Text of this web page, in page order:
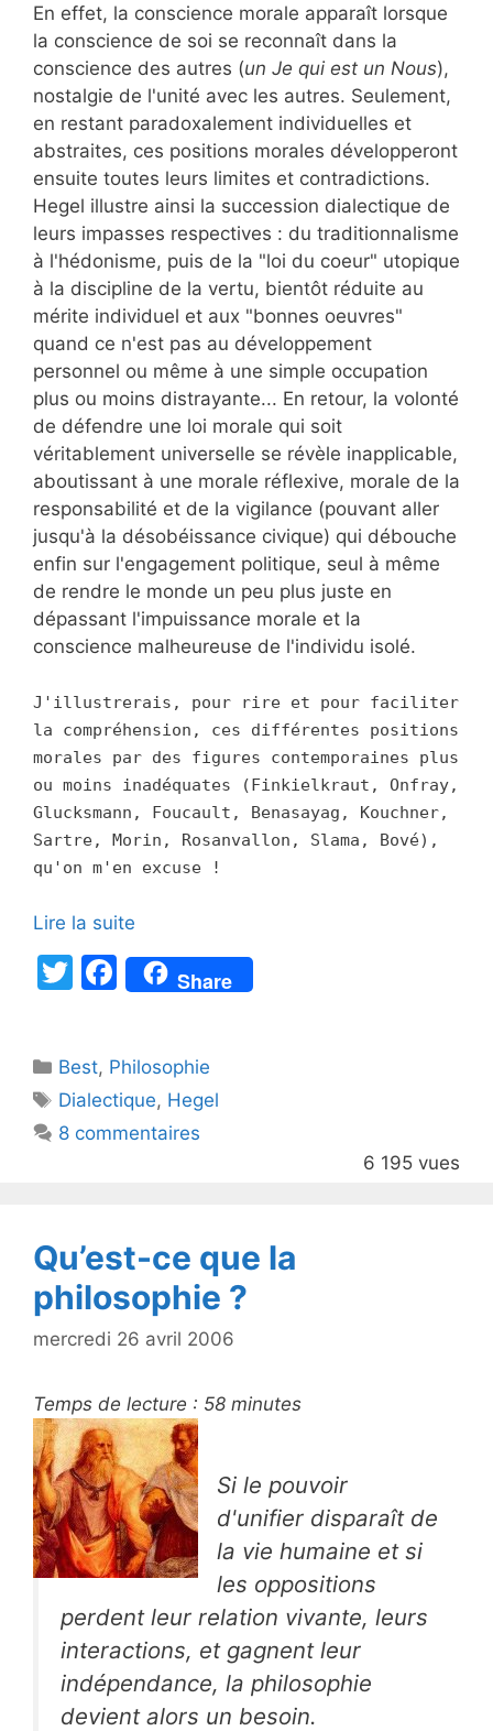
En effet, la conscience morale apparaît lorsque
la conscience de soi se reconnaît dans la
conscience des autres (un Je qui est un Nous),
nostalgie de l'unité avec les autres. Seulement,
en restant paradoxalement individuelles et
abstraites, ces positions morales développeront
ensuite toutes leurs limites et contradictions.
Hegel illustre ainsi la succession dialectique de
leurs impasses respectives : du traditionnalisme
à l'hédonisme, puis de la "loi du coeur" utopique
à la discipline de la vertu, bientôt réduite au
mérite individuel et aux "bonnes oeuvres"
quand ce n'est pas au développement
personnel ou même à une simple occupation
plus ou moins distrayante... En retour, la volonté
de défendre une loi morale qui soit
véritablement universelle se révèle inapplicable,
aboutissant à une morale réflexive, morale de la
responsabilité et de la vigilance (pouvant aller
jusqu'à la désobéissance civique) qui débouche
enfin sur l'engagement politique, seul à même
de rendre le monde un peu plus juste en
dépassant l'impuissance morale et la
conscience malheureuse de l'individu isolé.
J'illustrerais, pour rire et pour faciliter
la compréhension, ces différentes positions
morales par des figures contemporaines plus
ou moins inadéquates (Finkielkraut, Onfray,
Glucksmann, Foucault, Benasayag, Kouchner,
Sartre, Morin, Rosanvallon, Slama, Bové),
qu'on m'en excuse !
Lire la suite
T
er
F
a
e
b
o
Share
Catégories
Best, Philosophie
Étiquettes
Dialectique, Hegel
8 commentaires
6 195 vues
Qu’est-ce que la
philosophie ?
mercredi 26 avril 2006
Temps de lecture : 58 minutes
Si le pouvoir
d'unifier disparaît de
la vie humaine et si
les oppositions
perdent leur relation vivante, leurs
interactions, et gagnent leur
indépendance, la philosophie
devient alors un besoin.